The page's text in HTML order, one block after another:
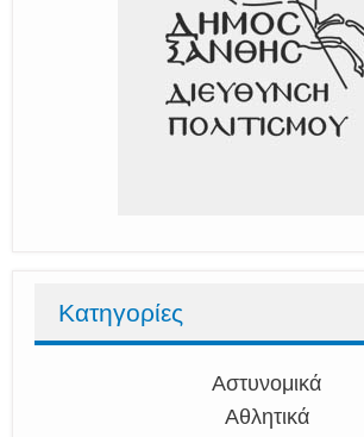
Κατηγορίες
Αστυνομικά
Αθλητικά